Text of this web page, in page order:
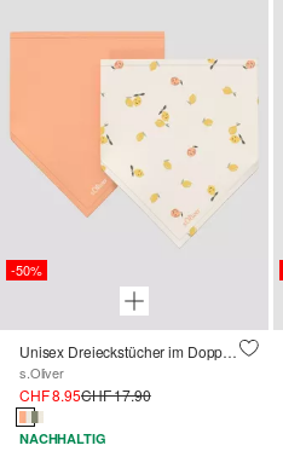
-50%
Unisex Dreieckstücher im Doppelpack
s.Oliver
CHF 8.95CHF 17.90
NACHHALTIG